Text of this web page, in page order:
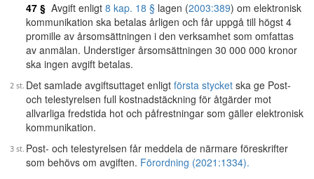
47 § Avgift enligt 8 kap. 18 § lagen (2003:389) om elektronisk
kommunikation ska betalas årligen och får uppgå till högst 4
promille av årsomsättningen i den verksamhet som omfattas
av anmälan. Understiger årsomsättningen 30 000 000 kronor
ska ingen avgift betalas.
Det samlade avgiftsuttaget enligt första stycket ska ge Post-
och telestyrelsen full kostnadstäckning för åtgärder mot
allvarliga fredstida hot och påfrestningar som gäller elektronisk
kommunikation.
Post- och telestyrelsen får meddela de närmare föreskrifter
som behövs om avgiften. Förordning (2021:1334).